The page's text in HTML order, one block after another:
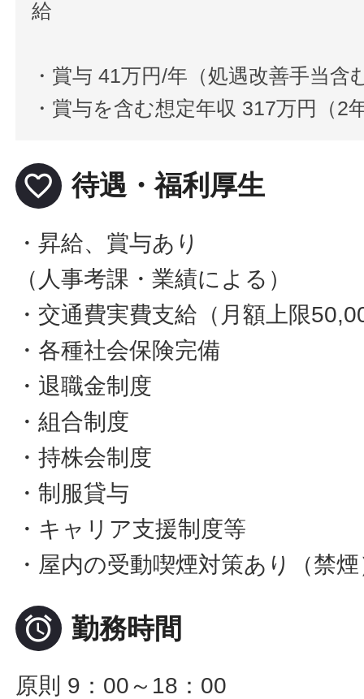
給
・賞与 41万円/年（処遇改善手当含
・賞与を含む想定年収 317万円（2
favorite_border 待遇・福利厚生
・昇給、賞与あり
（人事考課・業績による）
・交通費実費支給（月額上限
・各種社会保険完備
・退職金制度
・組合制度
・持株会制度
・制服貸与
・キャリア支援制度等
・屋内の受動喫煙対策あり（禁
 勤務時間
原則 9：00～18：00